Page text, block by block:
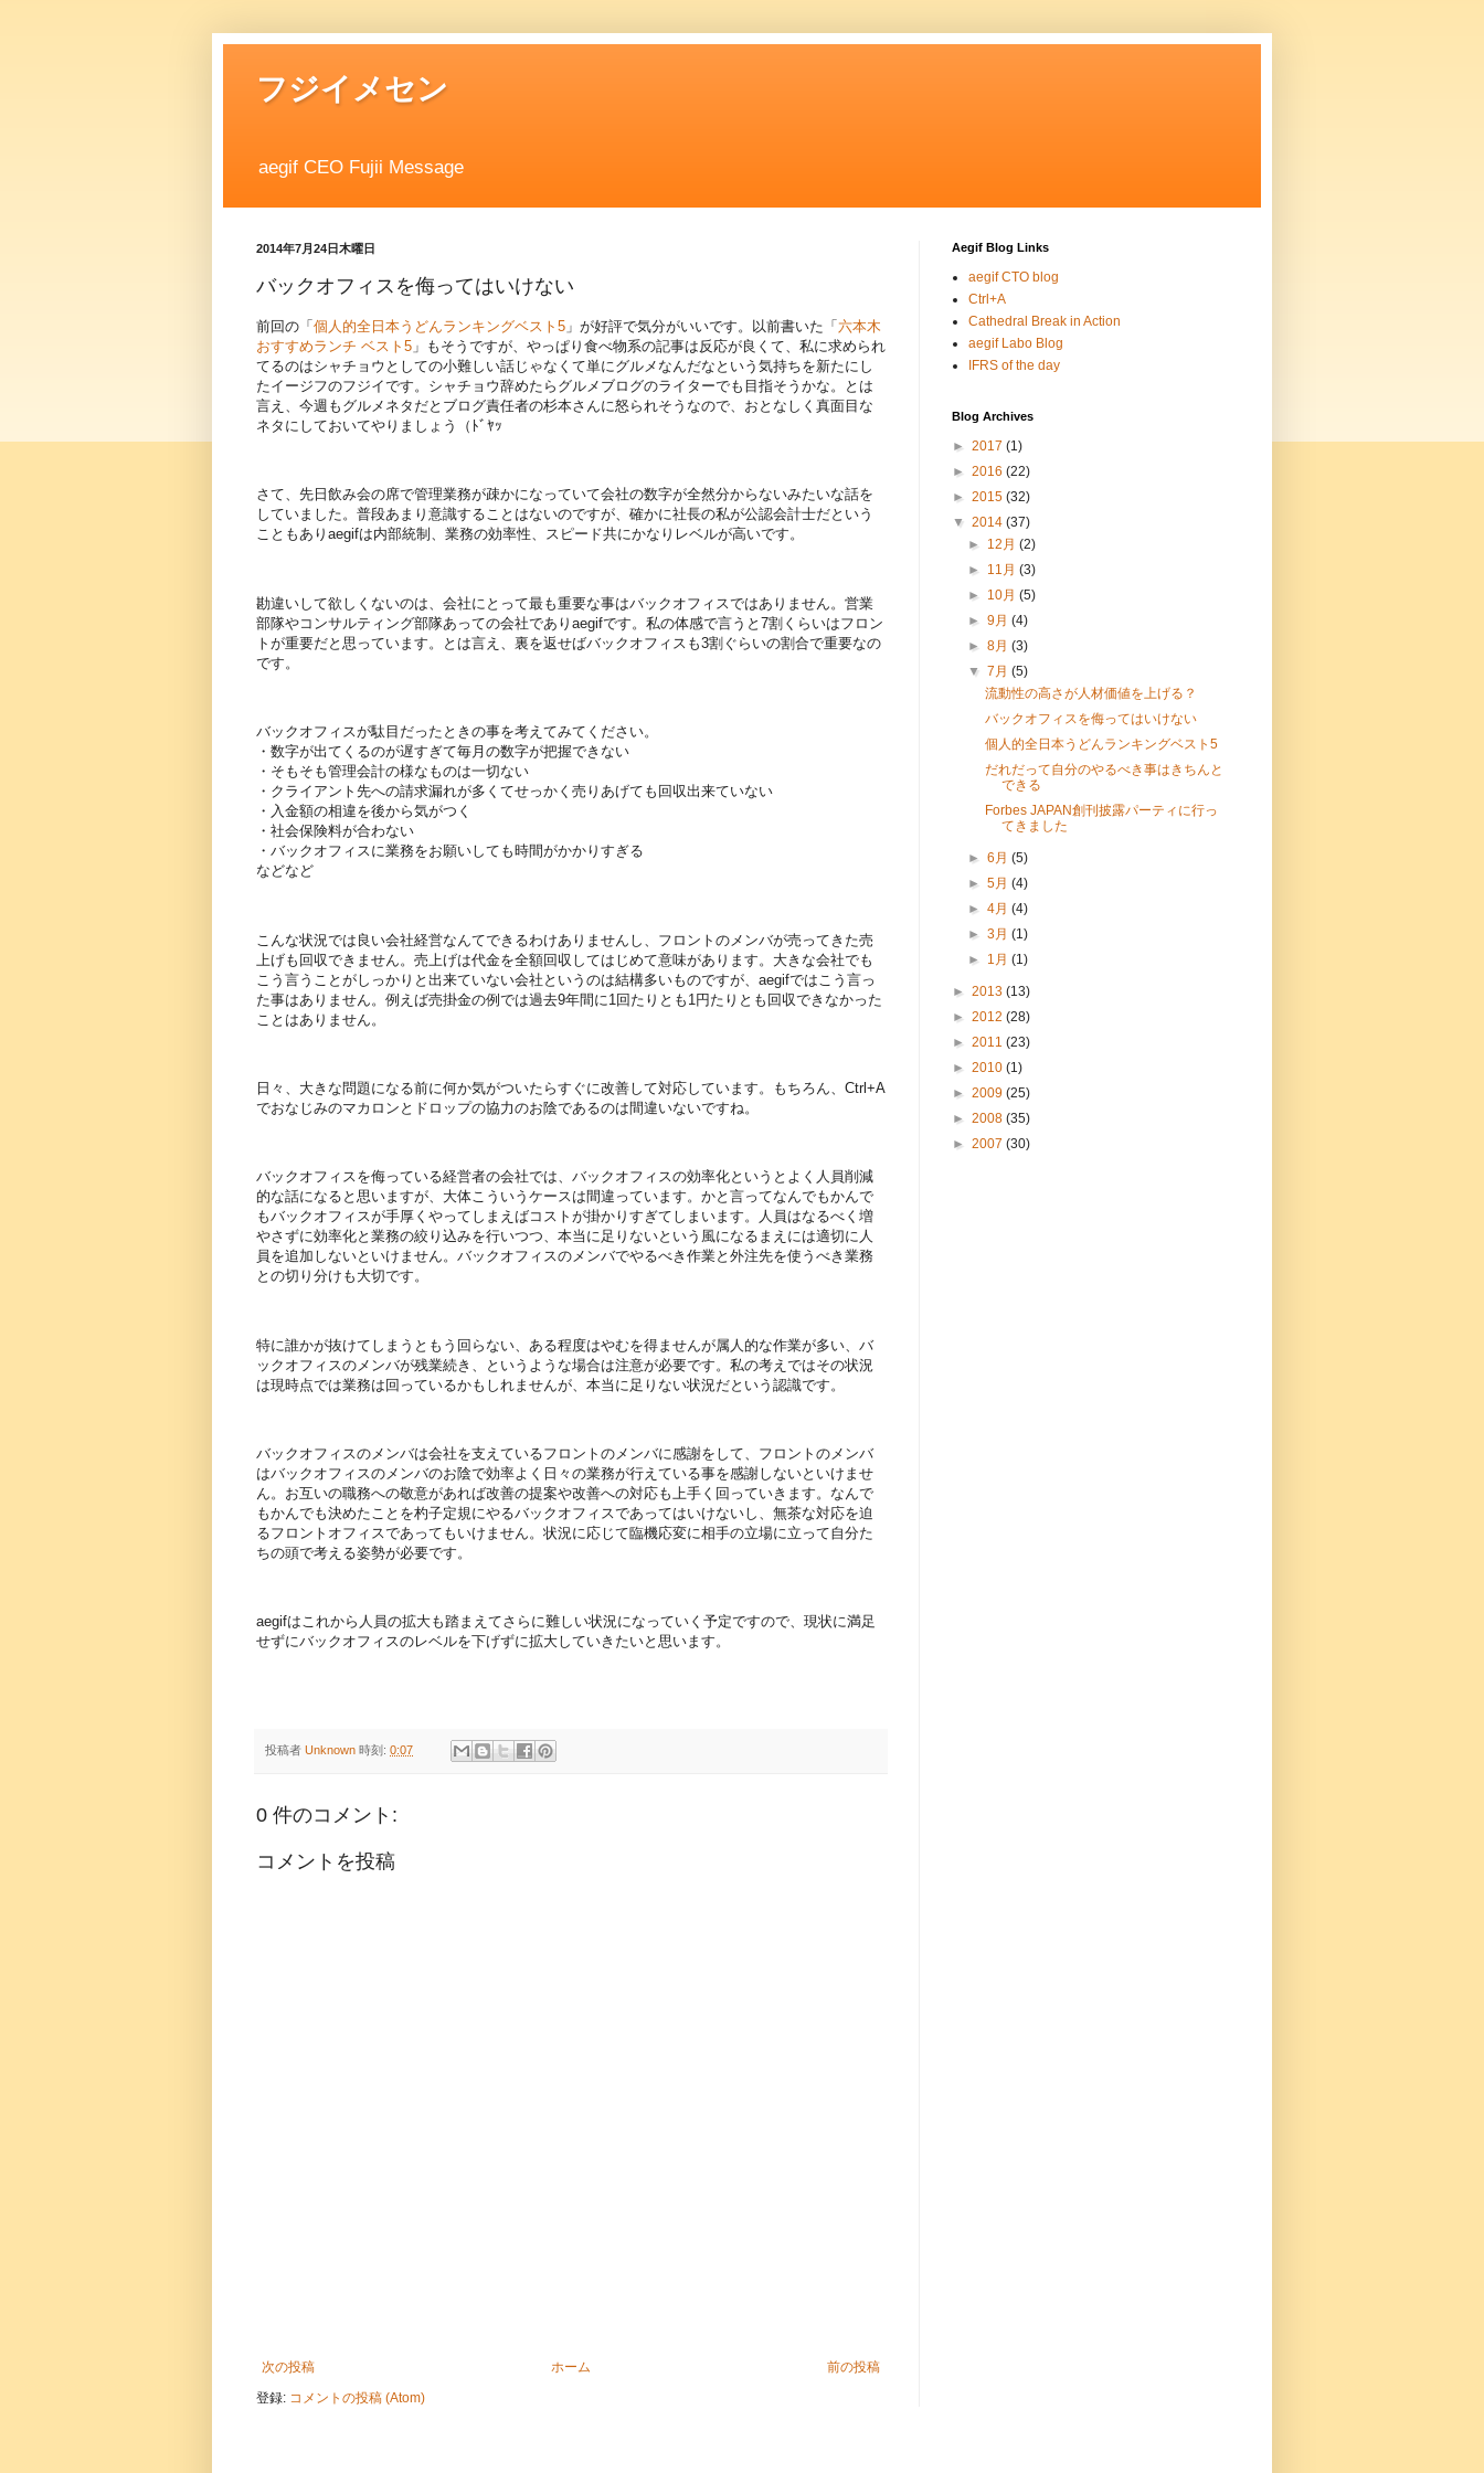
フジイメセン
aegif CEO Fujii Message
2014年7月24日木曜日
バックオフィスを侮ってはいけない
前回の「 個人的全日本うどんランキングベスト5 」が好評で気分がいいです。以前書いた「 六本木
おすすめランチ ベスト5 」もそうですが、やっぱり食べ物系の記事は反応が良くて、私に求められ
てるのはシャチョウとしての小難しい話じゃなくて単にグルメなんだなという気持ちを新たにし
たイージフのフジイです。シャチョウ辞めたらグルメブログのライターでも目指そうかな。とは
言え、今週もグルメネタだとブログ責任者の杉本さんに怒られそうなので、おとなしく真面目な
ネタにしておいてやりましょう（ﾄﾞﾔｯ
さて、先日飲み会の席で管理業務が疎かになっていて会社の数字が全然分からないみたいな話を
していました。普段あまり意識することはないのですが、確かに社長の私が公認会計士だという
こともありaegifは内部統制、業務の効率性、スピード共にかなりレベルが高いです。
勘違いして欲しくないのは、会社にとって最も重要な事はバックオフィスではありません。営業
部隊やコンサルティング部隊あっての会社でありaegifです。私の体感で言うと7割くらいはフロン
トが重要だと思っています。とは言え、裏を返せばバックオフィスも3割ぐらいの割合で重要なの
です。
バックオフィスが駄目だったときの事を考えてみてください。
・数字が出てくるのが遅すぎて毎月の数字が把握できない
・そもそも管理会計の様なものは一切ない
・クライアント先への請求漏れが多くてせっかく売りあげても回収出来ていない
・入金額の相違を後から気がつく
・社会保険料が合わない
・バックオフィスに業務をお願いしても時間がかかりすぎる
などなど
こんな状況では良い会社経営なんてできるわけありませんし、フロントのメンバが売ってきた売
上げも回収できません。売上げは代金を全額回収してはじめて意味があります。大きな会社でも
こう言うことがしっかりと出来ていない会社というのは結構多いものですが、aegifではこう言っ
た事はありません。例えば売掛金の例では過去9年間に1回たりとも1円たりとも回収できなかった
ことはありません。
日々、大きな問題になる前に何か気がついたらすぐに改善して対応しています。もちろん、Ctrl+A
でおなじみのマカロンとドロップの協力のお陰であるのは間違いないですね。
バックオフィスを侮っている経営者の会社では、バックオフィスの効率化というとよく人員削減
的な話になると思いますが、大体こういうケースは間違っています。かと言ってなんでもかんで
もバックオフィスが手厚くやってしまえばコストが掛かりすぎてしまいます。人員はなるべく増
やさずに効率化と業務の絞り込みを行いつつ、本当に足りないという風になるまえには適切に人
員を追加しないといけません。バックオフィスのメンバでやるべき作業と外注先を使うべき業務
との切り分けも大切です。
特に誰かが抜けてしまうともう回らない、ある程度はやむを得ませんが属人的な作業が多い、バ
ックオフィスのメンバが残業続き、というような場合は注意が必要です。私の考えではその状況
は現時点では業務は回っているかもしれませんが、本当に足りない状況だという認識です。
バックオフィスのメンバは会社を支えているフロントのメンバに感謝をして、フロントのメンバ
はバックオフィスのメンバのお陰で効率よく日々の業務が行えている事を感謝しないといけませ
ん。お互いの職務への敬意があれば改善の提案や改善への対応も上手く回っていきます。なんで
もかんでも決めたことを杓子定規にやるバックオフィスであってはいけないし、無茶な対応を迫
るフロントオフィスであってもいけません。状況に応じて臨機応変に相手の立場に立って自分た
ちの頭で考える姿勢が必要です。
aegifはこれから人員の拡大も踏まえてさらに難しい状況になっていく予定ですので、現状に満足
せずにバックオフィスのレベルを下げずに拡大していきたいと思います。
投稿者 Unknown 時刻: 0:07
0 件のコメント:
コメントを投稿
次の投稿 前の投稿
ホーム
登録: コメントの投稿 (Atom)
Aegif Blog Links
aegif CTO blog
Ctrl+A
Cathedral Break in Action
aegif Labo Blog
IFRS of the day
Blog Archives
► 2017 (1)
► 2016 (22)
► 2015 (32)
▼ 2014 (37)
► 12月(2)
► 11月(3)
► 10月(5)
►9月(4)
►8月(3)
▼7月(5)
流動性の高さが人材価値を上げる？
バックオフィスを侮ってはいけない
個人的全日本うどんランキングベスト5
だれだって自分のやるべき事はきちんと
できる
Forbes JAPAN創刊披露パーティに行っ
てきました
►6月(5)
►5月(4)
►4月(4)
►3月(1)
► 1月(1)
► 2013 (13)
► 2012 (28)
► 2011 (23)
► 2010 (1)
► 2009 (25)
► 2008 (35)
► 2007 (30)